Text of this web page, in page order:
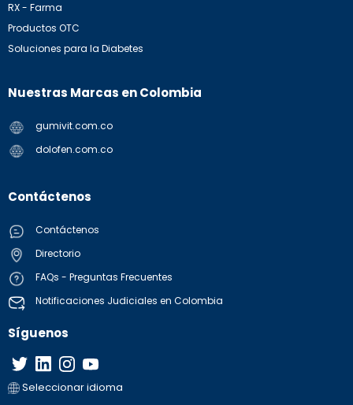
RX - Farma
Productos OTC
Soluciones para la Diabetes
Nuestras Marcas en Colombia
gumivit.com.co
dolofen.com.co
Contáctenos
Contáctenos
Directorio
FAQs - Preguntas Frecuentes
Notificaciones Judiciales en Colombia
Síguenos
Seleccionar idioma